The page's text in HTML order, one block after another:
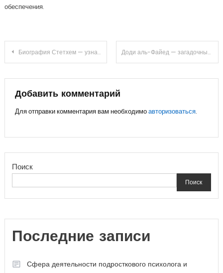
обеспечения.
Навигация
по
записям
Биография Стетхем — узнайте о жизни и достижениях знаменитого актёра Доди аль-Файед — загадочный миллиардер с уникальной биографией и невероятными достижениями
Добавить комментарий
Для отправки комментария вам необходимоавторизоваться.
Поиск
Поиск
Последние записи
Сфера деятельности подросткового психолога и